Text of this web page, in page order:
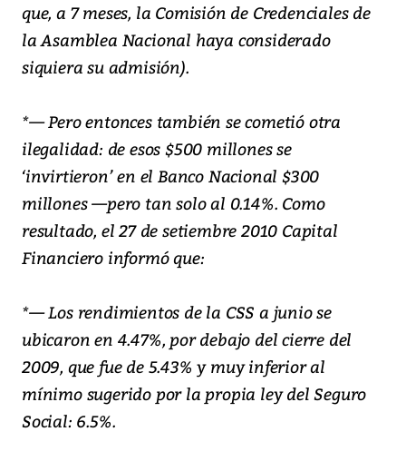
que, a 7 meses, la Comisión de Credenciales de
la Asamblea Nacional haya considerado
siquiera su admisión).
*— Pero entonces también se cometió otra
ilegalidad: de esos $500 millones se
‘invirtieron’ en el Banco Nacional $300
millones —pero tan solo al 0.14%. Como
resultado, el 27 de setiembre 2010 Capital
Financiero informó que:
*— Los rendimientos de la CSS a junio se
ubicaron en 4.47%, por debajo del cierre del
2009, que fue de 5.43% y muy inferior al
mínimo sugerido por la propia ley del Seguro
Social: 6.5%.